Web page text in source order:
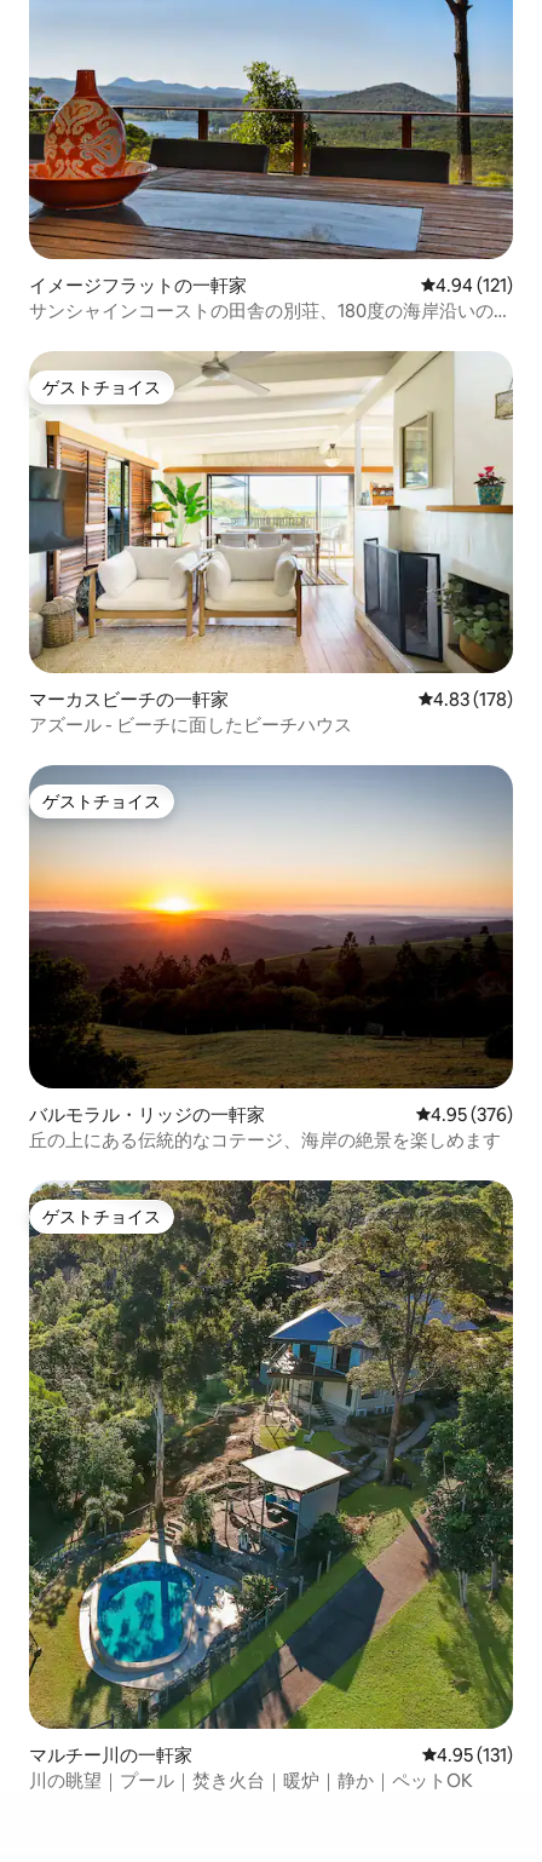
イメージフラットの一軒家 レビュー121
4.94 (121)
サンシャインコーストの田舎の別荘、180度の海岸沿いの景
ゲストチョイス
ゲストチョイス
マーカスビーチの一軒家 レビュー178
4.83 (178)
アズール - ビーチに面したビーチハウス
ゲストチョイス
ゲストチョイス
バルモラル・リッジの一軒家 レビュー376
4.95 (376)
丘の上にある伝統的なコテージ、海岸の絶景を楽しめます
ゲストチョイス
ゲストチョイス
マルチー川の一軒家 レビュー131
4.95 (131)
川の眺望｜プール｜焚き火台｜暖炉｜静か｜ペットOK